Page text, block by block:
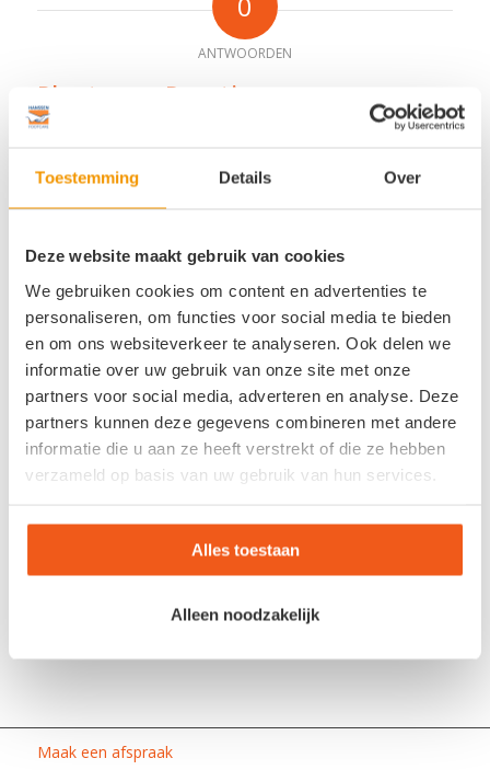
Toestemming Details Over
Deze website maakt gebruik van cookies
We gebruiken cookies om content en advertenties te
personaliseren, om functies voor social media te bieden
en om ons websiteverkeer te analyseren. Ook delen we
informatie over uw gebruik van onze site met onze
partners voor social media, adverteren en analyse. Deze
partners kunnen deze gegevens combineren met andere
informatie die u aan ze heeft verstrekt of die ze hebben
verzameld op basis van uw gebruik van hun services.
Alles toestaan
Alleen noodzakelijk
ANTWOORDEN
Plaats een Reactie
Meepraten?
Site
Maak een afspraak